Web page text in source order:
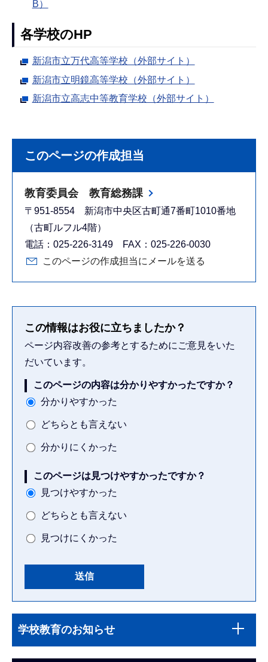
B）
各学校のHP
新潟市立万代高等学校（外部サイト）
新潟市立明鏡高等学校（外部サイト）
新潟市立高志中等教育学校（外部サイト）
このページの作成担当
教育委員会 教育総務課
〒951-8554 新潟市中央区古町通7番町1010番地
（古町ルフル4階）
電話：025-226-3149 FAX：025-226-0030
このページの作成担当にメールを送る
この情報はお役に立ちましたか？
ページ内容改善の参考とするためにご意見をいた
だいています。
このページの内容は分かりやすかったですか？
分かりやすかった
どちらとも言えない
分かりにくかった
このページは見つけやすかったですか？
見つけやすかった
どちらとも言えない
見つけにくかった
文
サ
学校教育のお知らせ